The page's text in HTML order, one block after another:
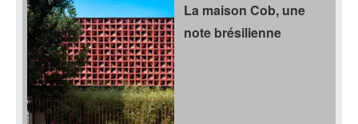
La maison Cob, une
note brésilienne